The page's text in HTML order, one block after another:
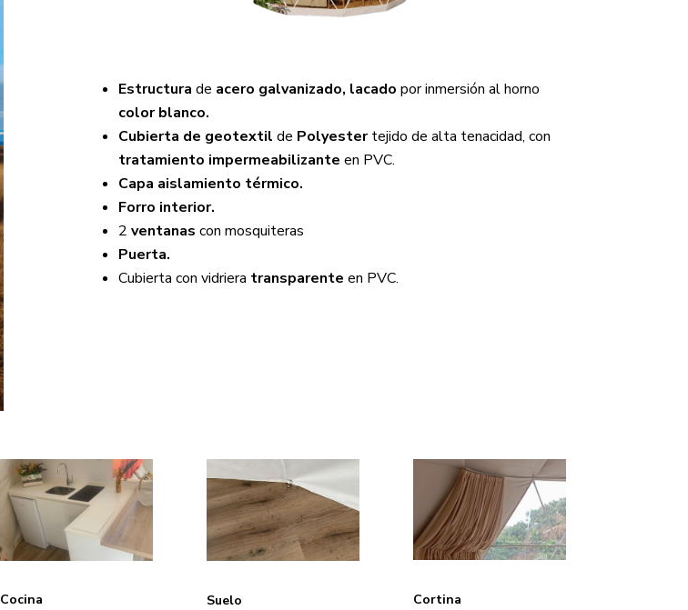
Estructura de acero galvanizado, lacado por inmersión al horno
color blanco.
Cubierta de geotextil de Polyestertejido de alta tenacidad, con
tratamiento impermeabilizante en PVC.
Capa aislamiento térmico.
Forro interior.
2 ventanas con mosquiteras
Puerta.
Cubierta con vidriera transparente en PVC.
Cocina Suelo Cortina